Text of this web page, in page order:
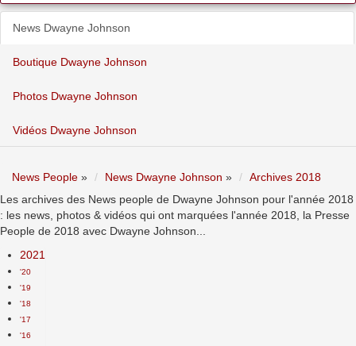
News Dwayne Johnson
Boutique Dwayne Johnson
Photos Dwayne Johnson
Vidéos Dwayne Johnson
News People » News Dwayne Johnson »
Archives 2018
Les archives des News people de Dwayne Johnson pour l'année 2018
: les news, photos & vidéos qui ont marquées l'année 2018, la Presse
People de 2018 avec Dwayne Johnson...
2021
'20
'19
'18
'17
'16